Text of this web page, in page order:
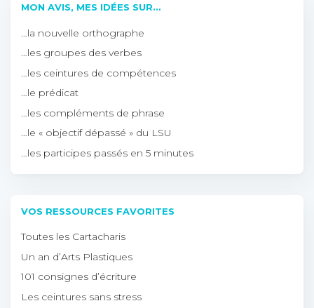
MON AVIS, MES IDÉES SUR…
…la nouvelle orthographe
…les groupes des verbes
…les ceintures de compétences
…le prédicat
…les compléments de phrase
…le « objectif dépassé » du LSU
…les participes passés en 5 minutes
VOS RESSOURCES FAVORITES
Toutes les Cartacharis
Un an d’Arts Plastiques
101 consignes d’écriture
Les ceintures sans stress